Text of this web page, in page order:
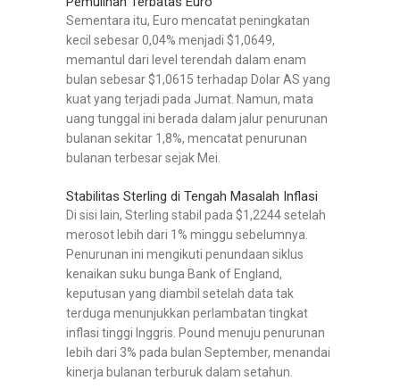
Sementara itu, Euro mencatat peningkatan
kecil sebesar 0,04% menjadi $1,0649,
memantul dari level terendah dalam enam
bulan sebesar $1,0615 terhadap Dolar AS yang
kuat yang terjadi pada Jumat. Namun, mata
uang tunggal ini berada dalam jalur penurunan
bulanan sekitar 1,8%, mencatat penurunan
bulanan terbesar sejak Mei.
Stabilitas Sterling di Tengah Masalah Inflasi
Di sisi lain, Sterling stabil pada $1,2244 setelah
merosot lebih dari 1% minggu sebelumnya.
Penurunan ini mengikuti penundaan siklus
kenaikan suku bunga Bank of England,
keputusan yang diambil setelah data tak
terduga menunjukkan perlambatan tingkat
inflasi tinggi Inggris. Pound menuju penurunan
lebih dari 3% pada bulan September, menandai
kinerja bulanan terburuk dalam setahun.